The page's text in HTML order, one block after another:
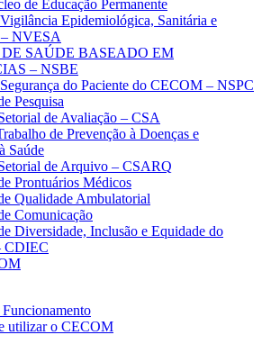
de Educação Permanente
Epidemiológica, Sanitária e
NVESA
SAÚDE BASEADO EM
– NSBE
do Paciente do CECOM – NSPC
Pesquisa
de Avaliação – CSA
de Prevenção à Doenças e
Saúde
de Arquivo – CSARQ
Prontuários Médicos
Qualidade Ambulatorial
Comunicação
Diversidade, Inclusão e Equidade do
CDIEC
utilizar o CECOM